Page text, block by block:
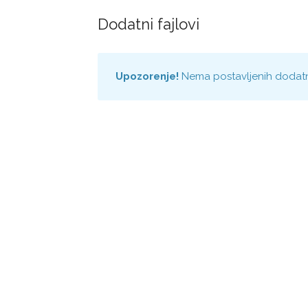
Dodatni fajlovi
Upozorenje! Nema postavljenih